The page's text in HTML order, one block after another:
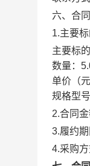
六、合
1.主要标
主要标
数量：
单价（元
规格型
2.合同金
3.履约期
4.采购方